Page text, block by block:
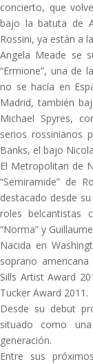
concierto, que
bajo la batuta de
Rossini, ya están a
Angela Meade se
“Ermione”, una de
no se hacía en
Madrid, también
Michael Spyres,
serios rossinianos
Banks, el bajo
El Metropolitan de
“Semiramide” de
destacado desde
roles belcantistas
“Norma” y
Nacida en
soprano
Sills Artist Award
Tucker Award 2011.
Desde su debut
situado como
generación.
Entre sus